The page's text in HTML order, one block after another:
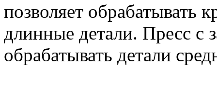
позволяет обрабатывать
длинные детали. Пресс с
обрабатывать детали